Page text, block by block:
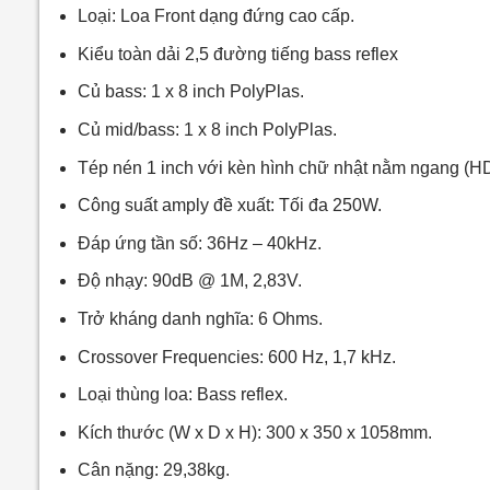
Loại: Loa Front dạng đứng cao cấp.
Kiểu toàn dải 2,5 đường tiếng bass reflex
Củ bass: 1 x 8 inch PolyPlas.
Củ mid/bass: 1 x 8 inch PolyPlas.
Tép nén 1 inch với kèn hình chữ nhật nằm ngang
Công suất amply đề xuất: Tối đa 250W.
Đáp ứng tần số: 36Hz – 40kHz.
Độ nhạy: 90dB @ 1M, 2,83V.
Trở kháng danh nghĩa: 6 Ohms.
Crossover Frequencies: 600 Hz, 1,7 kHz.
Loại thùng loa: Bass reflex.
Kích thước (W x D x H): 300 x 350 x 1058mm.
Cân nặng: 29,38kg.